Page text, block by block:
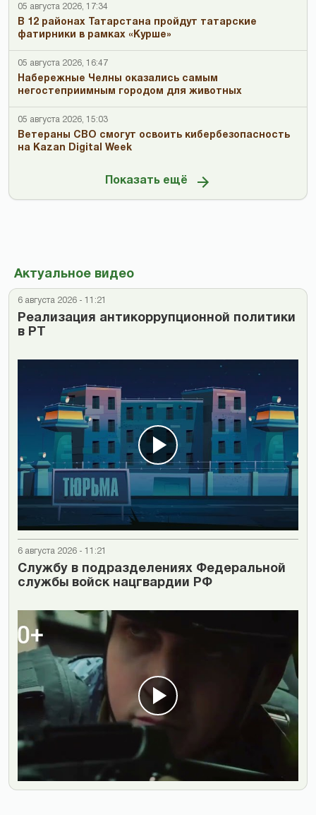
05 августа 2026, 17:34
В 12 районах Татарстана пройдут татарские
фатирники в рамках «Курше»
05 августа 2026, 16:47
Набережные Челны оказались самым
негостеприимным городом для животных
05 августа 2026, 15:03
Ветераны СВО смогут освоить кибербезопасность
на Kazan Digital Week
Показать ещё
Актуальное видео
6 августа 2026 - 11:21
Реализация антикоррупционной политики
в РТ
6 августа 2026 - 11:21
Cлужбу в подразделениях Федеральной
службы войск нацгвардии РФ